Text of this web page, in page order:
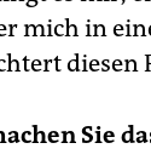
mich in
diesen
Sie